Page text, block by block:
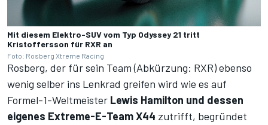
Mit diesem Elektro-SUV vom Typ Odyssey 21 tritt
Kristoffersson für RXR an
Foto: Rosberg Xtreme Racing
Rosberg, der für sein Team (Abkürzung: RXR) ebenso
wenig selber ins Lenkrad greifen wird wie es auf
Formel-1-Weltmeister Lewis Hamilton und dessen
eigenes Extreme-E-Team X44 zutrifft, begründet